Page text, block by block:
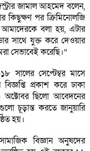
জামাল আহমেদ বলেন,
কিছুক্ষণ পর ক্রিমিনোলজি
আমাদেরকে বলা হয়, এটার
সাথে যুক্ত করে দেওয়ার
সেভাবেই করেছি।”
সালের সেপ্টেম্বর মাসে
প্রকাশ করে ঢাকা
অক্টোবর ছিলো আবেদনের
চূড়ান্ত করতে জানুয়ারি
হয়।
বিজ্ঞান অনুষদের